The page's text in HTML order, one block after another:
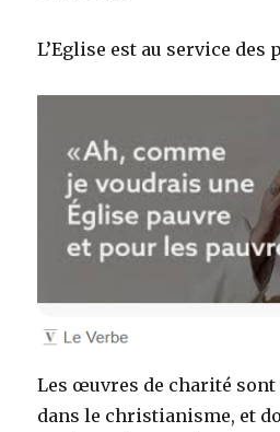
L’Eglise est au service des
Les œuvres de charité sont
dans le christianisme, et